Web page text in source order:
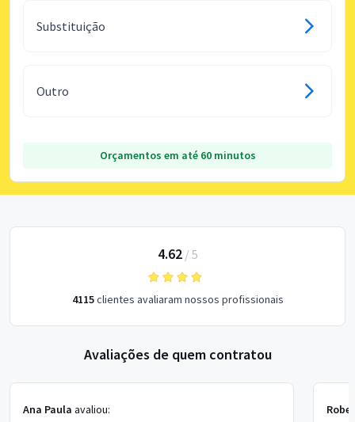
Substituição
Outro
Orçamentos em até 60 minutos
4.62/ 5
4115clientes avaliaram nossos profissionais
Avaliações de quem contratou
Ana Paula avaliou: